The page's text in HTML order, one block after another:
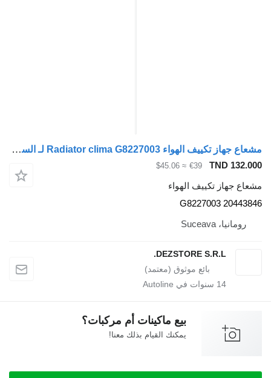
مشعاع جهاز تكييف الهواء Radiator clima G8227003 لـ السيارات القاطرة Volvo FH
TND
€39
≈ $45.06
تكييف الهواء
G8227003
DEZSTORE S.R.L.
سنوات في Autoline
بيع ماكينات أم مركبات؟
يمكنك القيام بذلك معنا!